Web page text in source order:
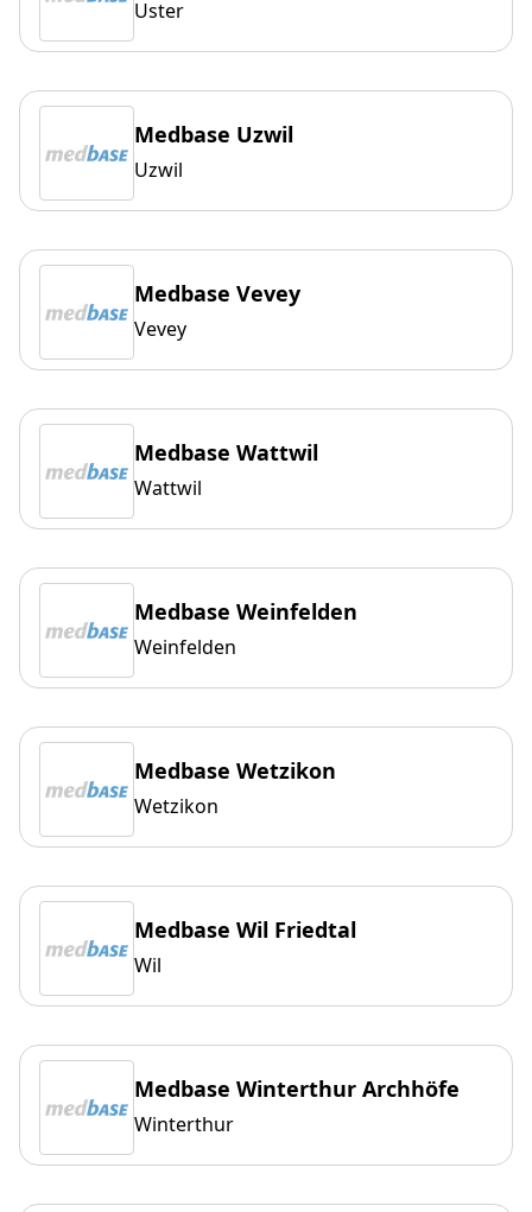
Uster
Medbase Uzwil
Uzwil
Medbase Vevey
Vevey
Medbase Wattwil
Wattwil
Medbase Weinfelden
Weinfelden
Medbase Wetzikon
Wetzikon
Medbase Wil Friedtal
Wil
Medbase Winterthur Archhöfe
Winterthur